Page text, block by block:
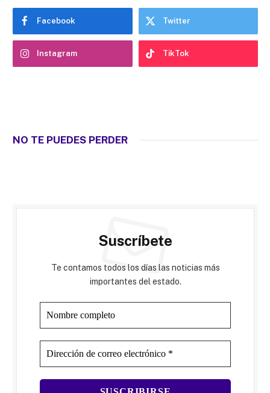
Facebook Twitter
Instagram TikTok
NO TE PUEDES PERDER
Suscríbete
Te contamos todos los días las noticias más
importantes del estado.